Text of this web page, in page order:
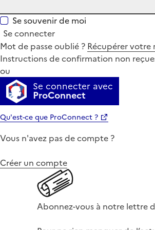
Se souvenir de moi
Se connecter
Mot de passe oublié ? Récupérer votre
Instructions de confirmation non
ou
Se connecter avec
ProConnect
Qu'est-ce que ProConnect ?
Vous n'avez pas de compte ?
Créer un compte
Abonnez-vous à notre lettre